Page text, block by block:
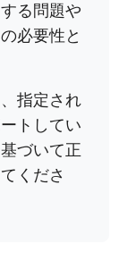
る問題や
必要性と
指定され
トしてい
づいて正
くださ